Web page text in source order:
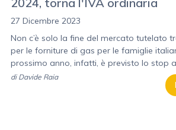
27 Dicembre 2023
Non c’è solo la fine del mercato tutelato
per le forniture di gas per le famiglie
prossimo anno, infatti, è previsto lo stop
di Davide Raia